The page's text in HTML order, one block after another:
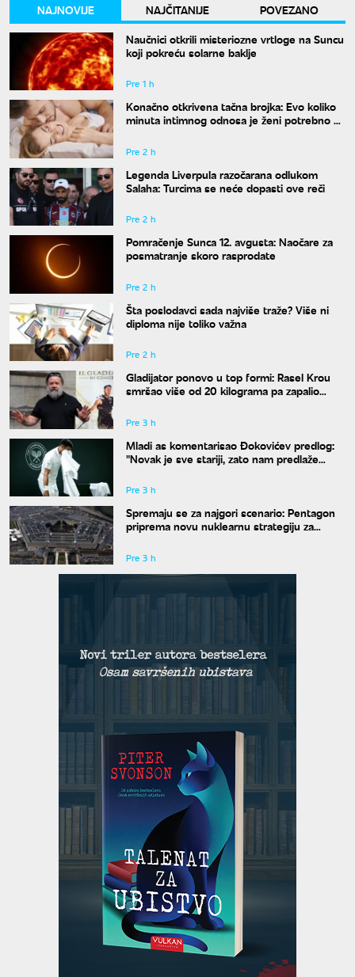
NAJNOVIJE NAJČITANIJE
POVEZANO
Naučnici otkrili misteriozne vrtloge na Suncu
koji pokreću solarne baklje
Pre 1 h
Konačno otkrivena tačna brojka: Evo koliko
minuta intimnog odnosa je ženi potrebno da
Pre 2 h
Legenda Liverpula razočarana odlukom
Salaha: Turcima se neće dopasti ove reči
Pre 2 h
Pomračenje Sunca 12. avgusta: Naočare za
posmatranje skoro rasprodate
Pre 2 h
Šta poslodavci sada najviše traže? Više ni
diploma nije toliko važna
Pre 2 h
Gladijator ponovo u top formi: Rasel Krou
smršao više od 20 kilograma pa zapalio
Pre 3 h
Mladi as komentarisao Đokovićev predlog:
"Novak je sve stariji, zato nam predlaže
Pre 3 h
Spremaju se za najgori scenario: Pentagon
priprema novu nuklearnu strategiju za
Pre 3 h